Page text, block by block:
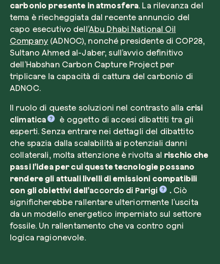
carbonio presente in atmosfera. La rilevanza del
tema è riecheggiata dal recente annuncio del
capo esecutivo dell’Abu Dhabi National Oil
Company(ADNOC), nonché presidente di COP28,
Sultano Ahmed al-Jaber, sull’avvio definitivo
dell’Habshan Carbon Capture Project per
triplicare la capacità di cattura del carbonio di
ADNOC.
Il ruolo di queste soluzioni nel contrasto alla crisi
climatica
è oggetto di accesi dibattiti tra gli
esperti. Senza entrare nei dettagli del dibattito
che spazia dalla scalabilità ai potenziali danni
collaterali, molta attenzione è rivolta al rischio che
passi l’idea per cui queste tecnologie possano
rendere gli attuali livelli di emissioni compatibili
con gli obiettivi dell’accordo di Parigi .Ciò
significherebbe rallentare ulteriormente l’uscita
da un modello energetico imperniato sul settore
fossile. Un rallentamento che va contro ogni
logica ragionevole.